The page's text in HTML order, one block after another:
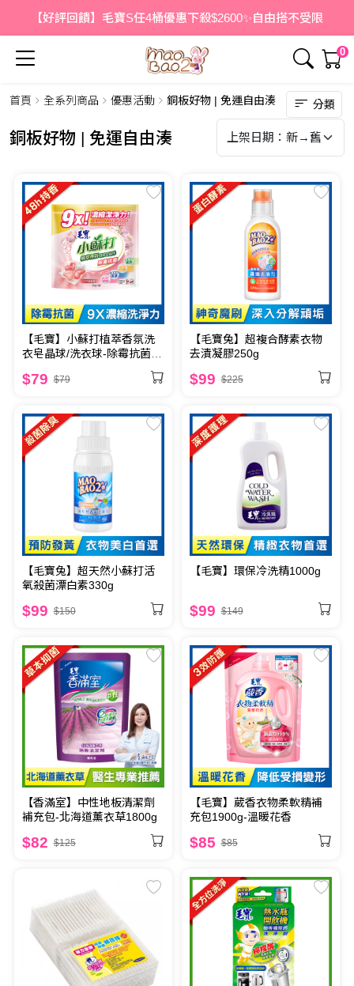
【好評回饋】毛寶S任4桶優惠下殺$2600✨自由搭不受限
0
首頁 全系列商品 優惠活動 銅板好物 | 免運自由湊 分類
銅板好物 | 免運自由湊
【毛寶】小蘇打植萃香氛洗
衣皂晶球/洗衣球-除霉抗菌 5
$79 $79
【毛寶兔】超複合酵素衣物
去漬凝膠250g
$99 $225
【毛寶兔】超天然小蘇打活
氧殺菌漂白素330g
$99 $150
【毛寶】環保冷洗精1000g
$99 $149
【香滿室】中性地板清潔劑
補充包-北海道薰衣草1800g
$82 $125
【毛寶】葳香衣物柔軟精補
充包1900g-溫暖花香
$85 $85